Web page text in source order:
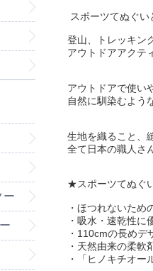
スポーツてぬぐい
登山、トレッキン
アウトドアアクテ
アウトドアで使い
自然に馴染むよう
生地を織ること、
全て日本の職人さ
★スポーツてぬぐ
・ほつれないため
・吸水・速乾性に
・ 110cmの長めデ
・天然由来の柔軟
・「ヒノキチオー
ー